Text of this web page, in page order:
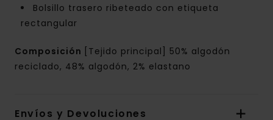
Bolsillo trasero ribeteado con etiqueta
rectangular
Composición
[Tejido principal] 50% algodón
reciclado, 48% algodón, 2% elastano
Envíos y Devoluciones